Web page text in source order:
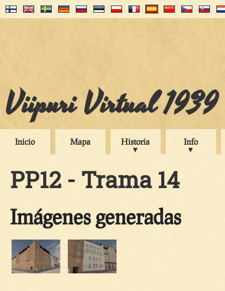
Viipuri Virtual 1939
Inicio Mapa Historia Info
PP12 - Trama 14
Imágenes generadas